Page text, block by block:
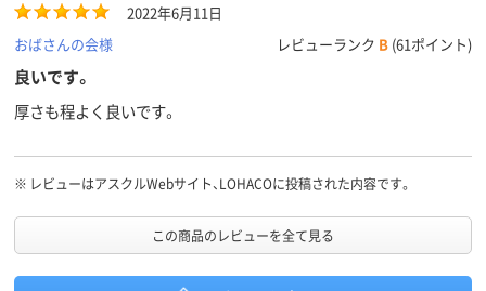
2022年6月11日
おばさんの会様
レビューランク B (61ポイント)
良いです。
厚さも程よく良いです。
※ レビューはアスクルWebサイト、LOHACOに投稿された内容です。
この商品のレビューを全て見る